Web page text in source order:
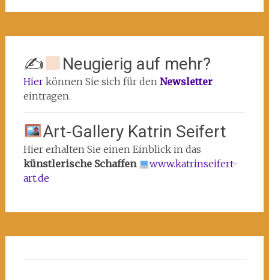
✍ Neugierig auf mehr?
Hierkönnen Sie sich für den Newsletter
eintragen.
Art-Gallery Katrin Seifert
Hier erhalten Sie einen Einblick in das
künstlerische Schaffen
www.katrinseifert-
art.de